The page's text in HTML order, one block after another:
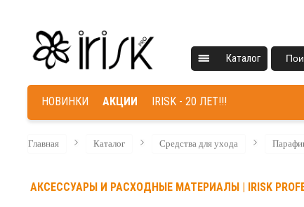
Каталог
НОВИНКИ АКЦИИ IRISK - 20 ЛЕТ!!!
Главная Каталог Средства для ухода
АКСЕССУАРЫ И РАСХОДНЫЕ МАТЕРИАЛЫ | IRISK